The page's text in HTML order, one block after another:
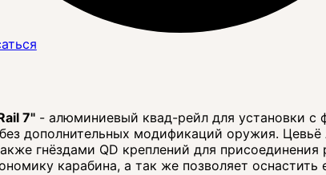
7" - алюминиевый квад-рейл для установки с
дополнительных модификаций оружия.
гнёздами QD креплений для
карабина, а так же позволяет